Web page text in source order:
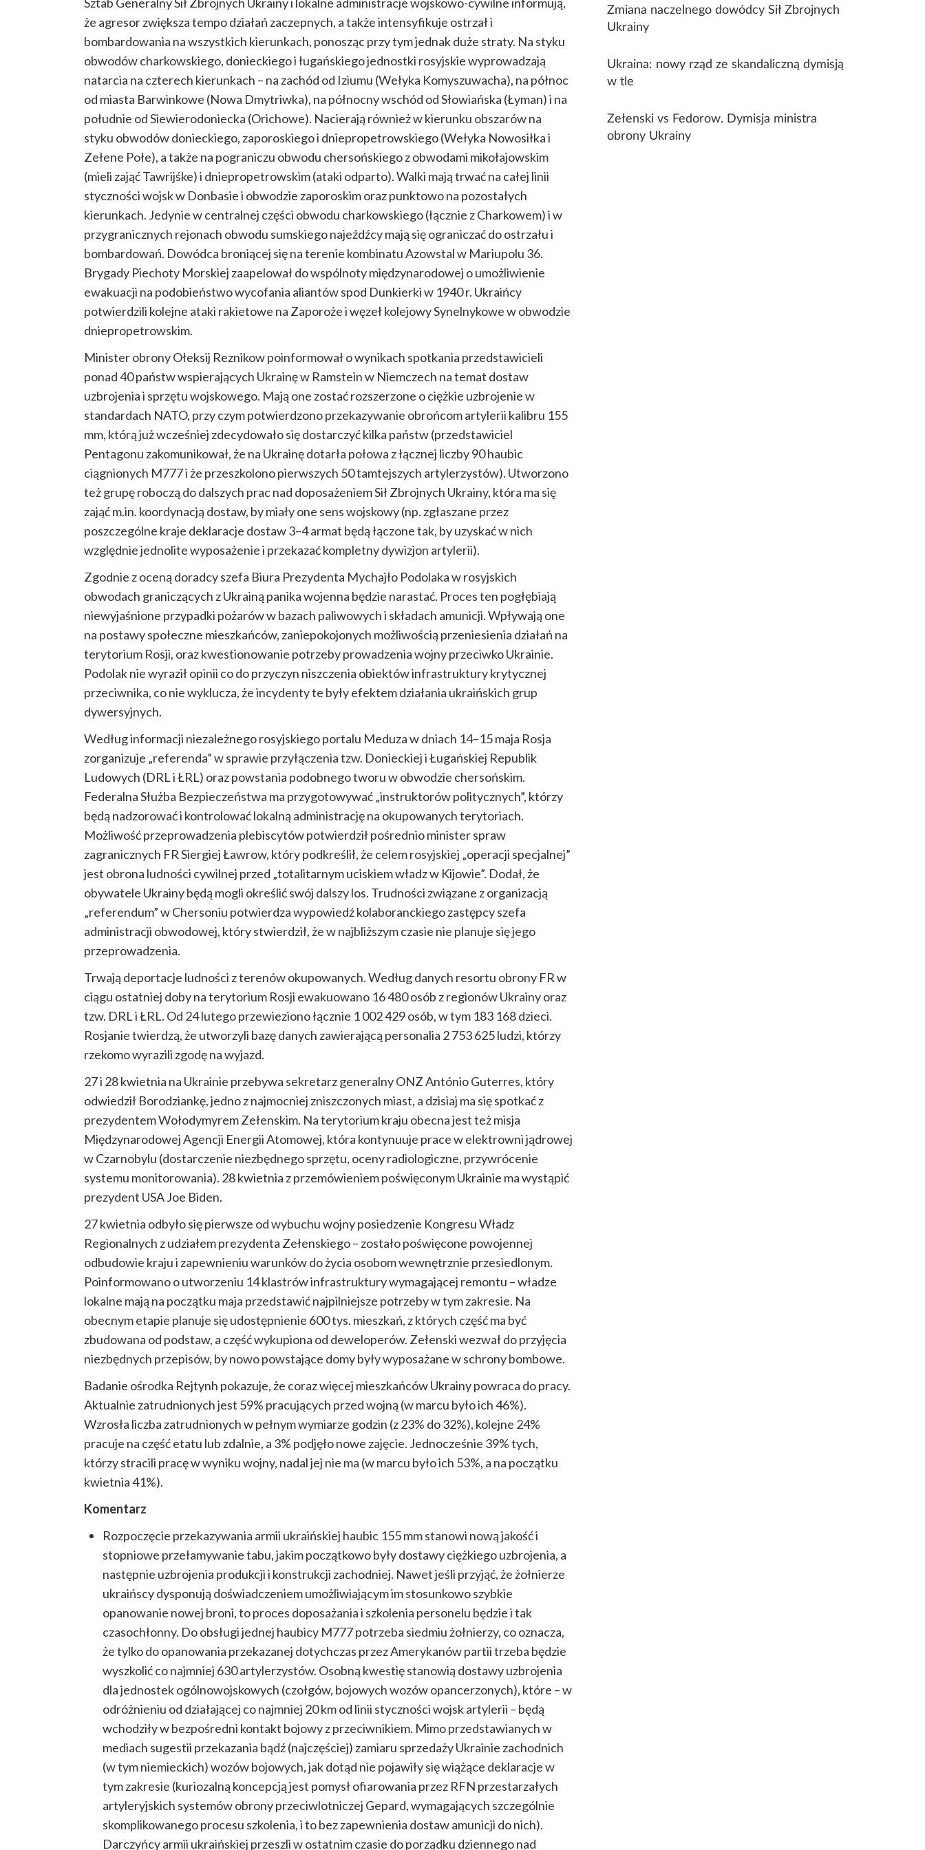
że agresor zwiększa tempo działań zaczepnych, a także intensyfikuje ostrzał i
bombardowania na wszystkich kierunkach, ponosząc przy tym jednak duże straty. Na styku
obwodów charkowskiego, donieckiego i ługańskiego jednostki rosyjskie wyprowadzają
natarcia na czterech kierunkach – na zachód od Iziumu (Wełyka Komyszuwacha), na północ
od miasta Barwinkowe (Nowa Dmytriwka), na północny wschód od Słowiańska (Łyman) i na
południe od Siewierodoniecka (Orichowe). Nacierają również w kierunku obszarów na
styku obwodów donieckiego, zaporoskiego i dniepropetrowskiego (Wełyka Nowosiłka i
Zełene Połe), a także na pograniczu obwodu chersońskiego z obwodami mikołajowskim
(mieli zająć Tawrijśke) i dniepropetrowskim (ataki odparto). Walki mają trwać na całej linii
styczności wojsk w Donbasie i obwodzie zaporoskim oraz punktowo na pozostałych
kierunkach. Jedynie w centralnej części obwodu charkowskiego (łącznie z Charkowem) i w
przygranicznych rejonach obwodu sumskiego najeźdźcy mają się ograniczać do ostrzału i
bombardowań. Dowódca broniącej się na terenie kombinatu Azowstal w Mariupolu 36.
Brygady Piechoty Morskiej zaapelował do wspólnoty międzynarodowej o umożliwienie
ewakuacji na podobieństwo wycofania aliantów spod Dunkierki w 1940 r. Ukraińcy
potwierdzili kolejne ataki rakietowe na Zaporoże i węzeł kolejowy Synelnykowe w obwodzie
dniepropetrowskim.
Minister obrony Ołeksij Reznikow poinformował o wynikach spotkania przedstawicieli
ponad 40 państw wspierających Ukrainę w Ramstein w Niemczech na temat dostaw
uzbrojenia i sprzętu wojskowego. Mają one zostać rozszerzone o ciężkie uzbrojenie w
standardach NATO, przy czym potwierdzono przekazywanie obrońcom artylerii kalibru 155
mm, którą już wcześniej zdecydowało się dostarczyć kilka państw (przedstawiciel
Pentagonu zakomunikował, że na Ukrainę dotarła połowa z łącznej liczby 90 haubic
ciągnionych M777 i że przeszkolono pierwszych 50 tamtejszych artylerzystów). Utworzono
też grupę roboczą do dalszych prac nad doposażeniem Sił Zbrojnych Ukrainy, która ma się
zająć m.in. koordynacją dostaw, by miały one sens wojskowy (np. zgłaszane przez
poszczególne kraje deklaracje dostaw 3–4 armat będą łączone tak, by uzyskać w nich
względnie jednolite wyposażenie i przekazać kompletny dywizjon artylerii).
Zgodnie z oceną doradcy szefa Biura Prezydenta Mychajło Podolaka w rosyjskich
obwodach graniczących z Ukrainą panika wojenna będzie narastać. Proces ten pogłębiają
niewyjaśnione przypadki pożarów w bazach paliwowych i składach amunicji. Wpływają one
na postawy społeczne mieszkańców, zaniepokojonych możliwością przeniesienia działań na
terytorium Rosji, oraz kwestionowanie potrzeby prowadzenia wojny przeciwko Ukrainie.
Podolak nie wyraził opinii co do przyczyn niszczenia obiektów infrastruktury krytycznej
przeciwnika, co nie wyklucza, że incydenty te były efektem działania ukraińskich grup
dywersyjnych.
Według informacji niezależnego rosyjskiego portalu Meduza w dniach 14–15 maja Rosja
zorganizuje „referenda” w sprawie przyłączenia tzw. Donieckiej i Ługańskiej Republik
Ludowych (DRL i ŁRL) oraz powstania podobnego tworu w obwodzie chersońskim.
Federalna Służba Bezpieczeństwa ma przygotowywać „instruktorów politycznych”, którzy
będą nadzorować i kontrolować lokalną administrację na okupowanych terytoriach.
Możliwość przeprowadzenia plebiscytów potwierdził pośrednio minister spraw
zagranicznych FR Siergiej Ławrow, który podkreślił, że celem rosyjskiej „operacji specjalnej”
jest obrona ludności cywilnej przed „totalitarnym uciskiem władz w Kijowie”. Dodał, że
obywatele Ukrainy będą mogli określić swój dalszy los. Trudności związane z organizacją
„referendum” w Chersoniu potwierdza wypowiedź kolaboranckiego zastępcy szefa
administracji obwodowej, który stwierdził, że w najbliższym czasie nie planuje się jego
przeprowadzenia.
Trwają deportacje ludności z terenów okupowanych. Według danych resortu obrony FR w
ciągu ostatniej doby na terytorium Rosji ewakuowano 16 480 osób z regionów Ukrainy oraz
tzw. DRL i ŁRL. Od 24 lutego przewieziono łącznie 1 002 429 osób, w tym 183 168 dzieci.
Rosjanie twierdzą, że utworzyli bazę danych zawierającą personalia 2 753 625 ludzi, którzy
rzekomo wyrazili zgodę na wyjazd.
27 i 28 kwietnia na Ukrainie przebywa sekretarz generalny ONZ António Guterres, który
odwiedził Borodziankę, jedno z najmocniej zniszczonych miast, a dzisiaj ma się spotkać z
prezydentem Wołodymyrem Zełenskim. Na terytorium kraju obecna jest też misja
Międzynarodowej Agencji Energii Atomowej, która kontynuuje prace w elektrowni jądrowej
w Czarnobylu (dostarczenie niezbędnego sprzętu, oceny radiologiczne, przywrócenie
systemu monitorowania). 28 kwietnia z przemówieniem poświęconym Ukrainie ma wystąpić
prezydent USA Joe Biden.
27 kwietnia odbyło się pierwsze od wybuchu wojny posiedzenie Kongresu Władz
Regionalnych z udziałem prezydenta Zełenskiego – zostało poświęcone powojennej
odbudowie kraju i zapewnieniu warunków do życia osobom wewnętrznie przesiedlonym.
Poinformowano o utworzeniu 14 klastrów infrastruktury wymagającej remontu – władze
lokalne mają na początku maja przedstawić najpilniejsze potrzeby w tym zakresie. Na
obecnym etapie planuje się udostępnienie 600 tys. mieszkań, z których część ma być
zbudowana od podstaw, a część wykupiona od deweloperów. Zełenski wezwał do przyjęcia
niezbędnych przepisów, by nowo powstające domy były wyposażane w schrony bombowe.
Badanie ośrodka Rejtynh pokazuje, że coraz więcej mieszkańców Ukrainy powraca do pracy.
Aktualnie zatrudnionych jest 59% pracujących przed wojną (w marcu było ich 46%).
Wzrosła liczba zatrudnionych w pełnym wymiarze godzin (z 23% do 32%), kolejne 24%
pracuje na część etatu lub zdalnie, a 3% podjęło nowe zajęcie. Jednocześnie 39% tych,
którzy stracili pracę w wyniku wojny, nadal jej nie ma (w marcu było ich 53%, a na początku
kwietnia 41%).
Komentarz
Rozpoczęcie przekazywania armii ukraińskiej haubic 155 mm stanowi nową jakość i
stopniowe przełamywanie tabu, jakim początkowo były dostawy ciężkiego uzbrojenia, a
następnie uzbrojenia produkcji i konstrukcji zachodniej. Nawet jeśli przyjąć, że żołnierze
ukraińscy dysponują doświadczeniem umożliwiającym im stosunkowo szybkie
opanowanie nowej broni, to proces doposażania i szkolenia personelu będzie i tak
czasochłonny. Do obsługi jednej haubicy M777 potrzeba siedmiu żołnierzy, co oznacza,
że tylko do opanowania przekazanej dotychczas przez Amerykanów partii trzeba będzie
wyszkolić co najmniej 630 artylerzystów. Osobną kwestię stanowią dostawy uzbrojenia
dla jednostek ogólnowojskowych (czołgów, bojowych wozów opancerzonych), które – w
odróżnieniu od działającej co najmniej 20 km od linii styczności wojsk artylerii – będą
wchodziły w bezpośredni kontakt bojowy z przeciwnikiem. Mimo przedstawianych w
mediach sugestii przekazania bądź (najczęściej) zamiaru sprzedaży Ukrainie zachodnich
(w tym niemieckich) wozów bojowych, jak dotąd nie pojawiły się wiążące deklaracje w
tym zakresie (kuriozalną koncepcją jest pomysł ofiarowania przez RFN przestarzałych
artyleryjskich systemów obrony przeciwlotniczej Gepard, wymagających szczególnie
skomplikowanego procesu szkolenia, i to bez zapewnienia dostaw amunicji do nich).
Darczyńcy armii ukraińskiej przeszli w ostatnim czasie do porządku dziennego nad
Zmiana naczelnego dowódcy Sił Zbrojnych
Ukrainy
Ukraina: nowy rząd ze skandaliczną dymisją
w tle
Zełenski vs Fedorow. Dymisja ministra
obrony Ukrainy